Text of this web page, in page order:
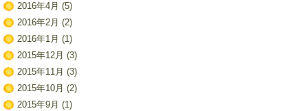
2016年4月 (5)
2016年2月 (2)
2016年1月 (1)
2015年12月 (3)
2015年11月 (3)
2015年10月 (2)
2015年9月 (1)